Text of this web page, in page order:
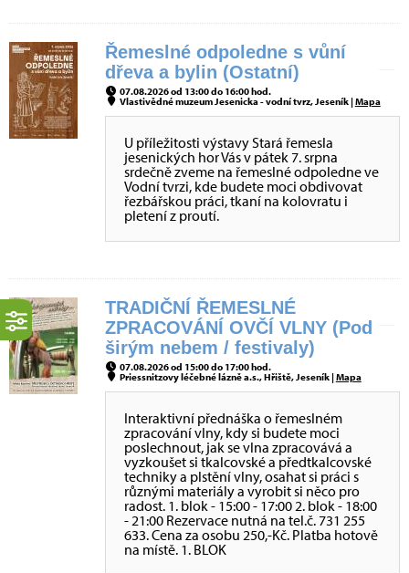
Řemeslné odpoledne s vůní
dřeva a bylin (Ostatní)
07.08.2026 od 13:00 do 16:00 hod.
Vlastivědné muzeum Jesenicka - vodní tvrz, Jeseník |Mapa
U příležitosti výstavy Stará řemesla
jesenických hor Vás v pátek 7. srpna
srdečně zveme na řemeslné odpoledne ve
Vodní tvrzi, kde budete moci obdivovat
řezbářskou práci, tkaní na kolovratu i
pletení z proutí.
TRADIČNÍ ŘEMESLNÉ
ZPRACOVÁNÍ OVČÍ VLNY (Pod
širým nebem / festivaly)
07.08.2026 od 15:00 do 17:00 hod.
Priessnitzovy léčebné lázně a.s., Hřiště, Jeseník |Mapa
Interaktivní přednáška o řemeslném
zpracování vlny, kdy si budete moci
poslechnout, jak se vlna zpracovává a
vyzkoušet si tkalcovské a předtkalcovské
techniky a plstění vlny, osahat si práci s
různými materiály a vyrobit si něco pro
radost. 1. blok - 15:00 - 17:00 2. blok - 18:00
- 21:00 Rezervace nutná na tel.č. 731 255
633. Cena za osobu 250,-Kč. Platba hotově
na místě. 1. BLOK